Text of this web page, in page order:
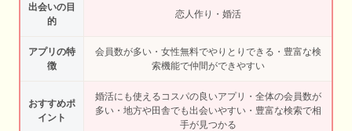
出会いの目
的
恋人作り・婚活
アプリの特
徴
会員数が多い・女性無料でやりとりできる・豊富な検
索機能で仲間ができやすい
おすすめポ
イント
婚活にも使えるコスパの良いアプリ・全体の会員数が
多い・地方や田舎でも出会いやすい・豊富な検索で相
手が見つかる